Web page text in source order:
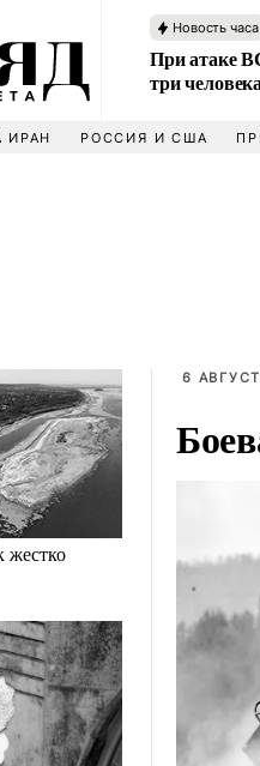
Новость часа
При атаке
три человека
ИРАН РОССИЯ И США
жестко
6